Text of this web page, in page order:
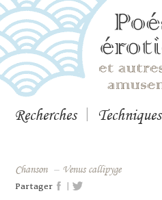
Recherches Techniques
Chanson – Venus callipyge
Partager |